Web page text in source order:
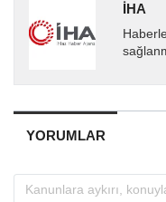
İHA
YORUMLAR